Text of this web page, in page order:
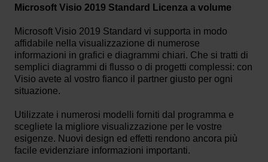
Microsoft Visio 2019 Standard Licenza a volume
Microsoft Visio 2019 Standard vi supporta in modo
affidabile nella visualizzazione di numerose
informazioni in grafici e diagrammi chiari. Che si tratti di
semplici diagrammi di flusso o di progetti complessi: con
Visio avete al vostro fianco il partner giusto per ogni
situazione.
Utilizzate i numerosi modelli forniti dal programma e
scegliete la migliore visualizzazione per le vostre
esigenze. Nuovi design ed effetti rendono ancora più
facile evidenziare informazioni importanti.